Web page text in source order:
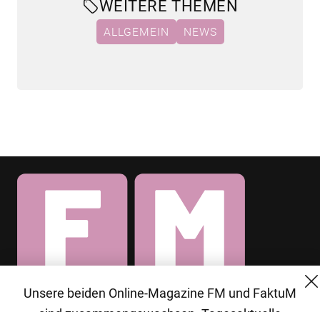
WEITERE THEMEN
ALLGEMEIN NEWS
© 2026 MG Mediengruppe GmbH
Unsere beiden Online-Magazine FM und FaktuM